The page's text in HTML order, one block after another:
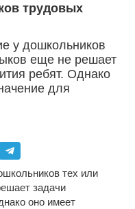
трудовых
у дошкольников
еще не решает
ребят. Однако
для
тех или
задачи
оно имеет